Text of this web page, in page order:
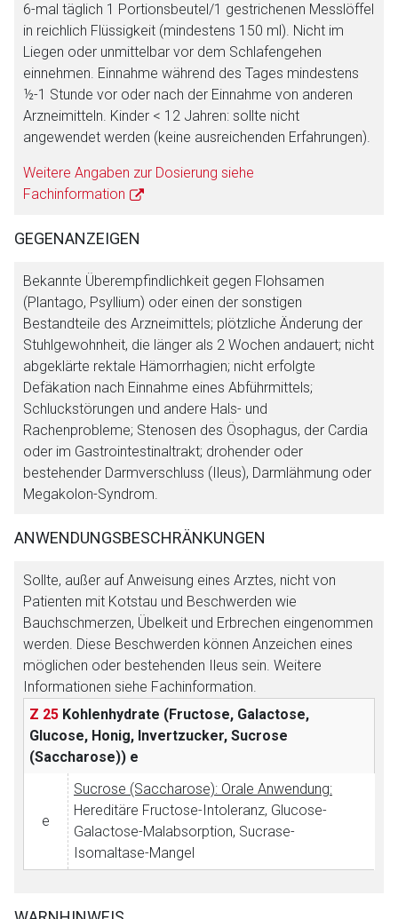
6-mal täglich 1 Portionsbeutel/1 gestrichenen Messlöffel
in reichlich Flüssigkeit (mindestens 150 ml). Nicht im
Liegen oder unmittelbar vor dem Schlafengehen
einnehmen. Einnahme während des Tages mindestens
½-1 Stunde vor oder nach der Einnahme von anderen
Arzneimitteln. Kinder < 12 Jahren: sollte nicht
angewendet werden (keine ausreichenden Erfahrungen).
Weitere Angaben zur Dosierung siehe
Fachinformation
GEGENANZEIGEN
Bekannte Überempfindlichkeit gegen Flohsamen
(Plantago, Psyllium) oder einen der sonstigen
Bestandteile des Arzneimittels; plötzliche Änderung der
Stuhlgewohnheit, die länger als 2 Wochen andauert; nicht
abgeklärte rektale Hämorrhagien; nicht erfolgte
Defäkation nach Einnahme eines Abführmittels;
Schluckstörungen und andere Hals- und
Rachenprobleme; Stenosen des Ösophagus, der Cardia
oder im Gastrointestinaltrakt; drohender oder
bestehender Darmverschluss (Ileus), Darmlähmung oder
Megakolon-Syndrom.
ANWENDUNGSBESCHRÄNKUNGEN
Sollte, außer auf Anweisung eines Arztes, nicht von
Patienten mit Kotstau und Beschwerden wie
Bauchschmerzen, Übelkeit und Erbrechen eingenommen
werden. Diese Beschwerden können Anzeichen eines
möglichen oder bestehenden Ileus sein. Weitere
Informationen siehe Fachinformation.
Z 25 Kohlenhydrate (Fructose, Galactose,
Glucose, Honig, Invertzucker, Sucrose
(Saccharose)) e
e
Sucrose (Saccharose): Orale Anwendung:
Hereditäre Fructose-Intoleranz, Glucose-
Galactose-Malabsorption, Sucrase-
Isomaltase-Mangel
Aufruf einer externen Seite
Der von Ihnen aufgerufene Link öffnet eine externe Web-
Seite. Für die Inhalte der externen Web-Seite ist deren
Datenschutzbestimmungen.